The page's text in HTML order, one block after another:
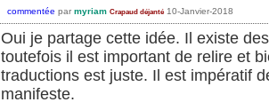
commentée par myriam Crapaud déjanté 10-Janvier-2018
Oui je partage cette idée. Il existe
toutefois il est important de relire et
traductions est juste. Il est impératif
manifeste.